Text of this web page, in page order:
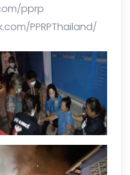
pprp
PPRPThailand/